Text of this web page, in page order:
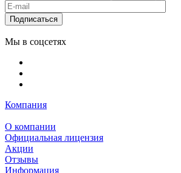
Подписаться
Мы в соцсетях
Компания
О компании
Официальная лицензия
Акции
Отзывы
Информация